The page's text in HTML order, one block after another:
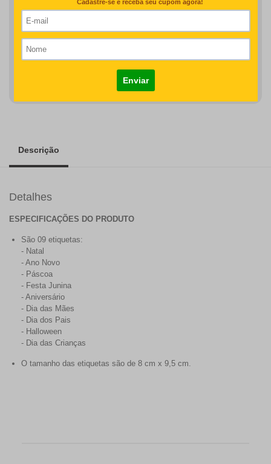
Detalhes como centralização e proporção de tamanho do
R$95,00
Descrição
Detalhes
ESPECIFICAÇÕES DO PRODUTO
São 09 etiquetas:
- Natal
- Ano Novo
- Páscoa
- Festa Junina
- Aniversário
- Dia das Mães
- Dia dos Pais
- Halloween
- Dia das Crianças
O tamanho das etiquetas são de 8 cm x 9,5 cm.